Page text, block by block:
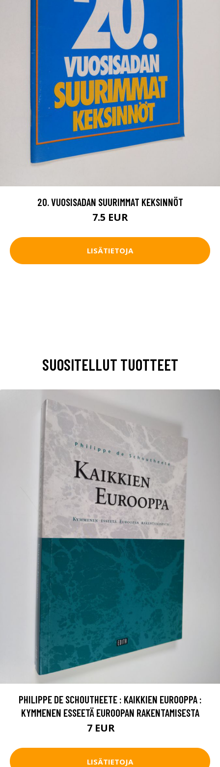
20. VUOSISADAN SUURIMMAT KEKSINNÖT
7.5 EUR
LISÄTIETOJA
SUOSITELLUT TUOTTEET
PHILIPPE DE SCHOUTHEETE : KAIKKIEN EUROOPPA :
KYMMENEN ESSEETÄ EUROOPAN RAKENTAMISESTA
7 EUR
LISÄTIETOJA